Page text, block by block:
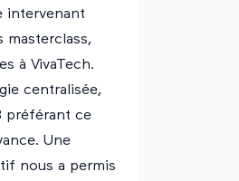
intervenant
à VivaTech.
centralisée,
préférant ce
Une
nous a permis